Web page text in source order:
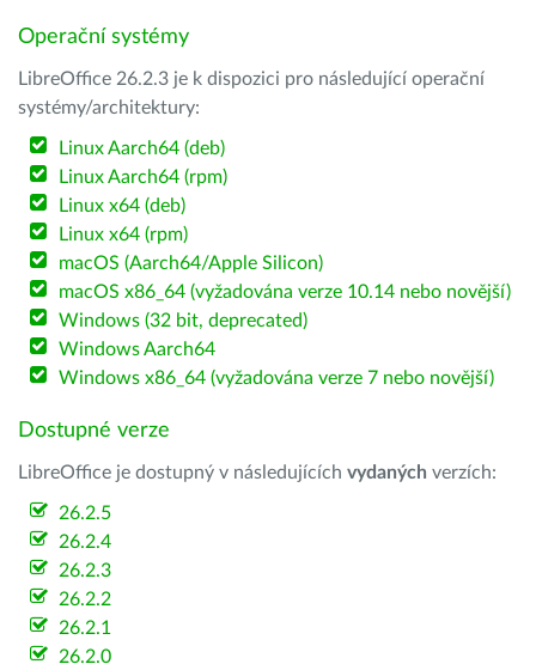
Operační systémy
LibreOffice 26.2.3 je k dispozici pro následující operační
systémy/architektury:
Linux Aarch64 (deb)
Linux Aarch64 (rpm)
Linux x64 (deb)
Linux x64 (rpm)
macOS (Aarch64/Apple Silicon)
macOS x86_64 (vyžadována verze 10.14 nebo novější)
Windows (32 bit, deprecated)
Windows Aarch64
Windows x86_64 (vyžadována verze 7 nebo novější)
Dostupné verze
LibreOffice je dostupný v následujících vydaných verzích:
26.2.5
26.2.4
26.2.3
26.2.2
26.2.1
26.2.0